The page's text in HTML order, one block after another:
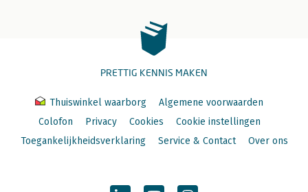
PRETTIG KENNIS MAKEN
Thuiswinkel waarborg
Algemene voorwaarden
Colofon
Privacy Cookies
Cookie instellingen
Toegankelijkheidsverklaring
Service & Contact Over ons